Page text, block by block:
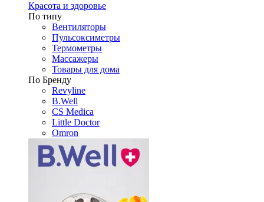
Красота и здоровье
По типу
Вентиляторы
Пульсоксиметры
Термометры
Массажеры
Товары для дома
По Бренду
Revyline
B.Well
CS Medica
Little Doctor
Omron